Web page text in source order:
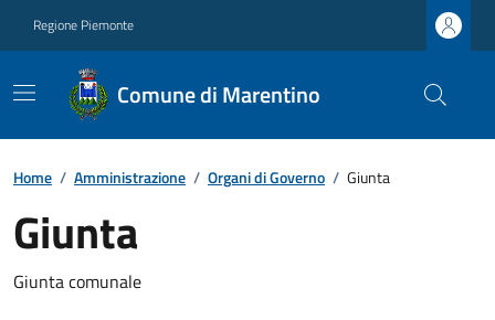
Regione Piemonte
Comune di Marentino
Home / Amministrazione / Organi di Governo / Giunta
Giunta
Giunta comunale